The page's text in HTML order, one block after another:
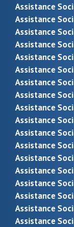
Assistance
Assistance
Assistance
Assistance
Assistance
Assistance
Assistance
Assistance
Assistance
Assistance
Assistance
Assistance
Assistance
Assistance
Assistance
Assistance
Assistance
Assistance